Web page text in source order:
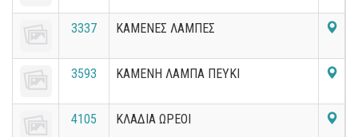
3337 ΚΑΜΕΝΕΣ ΛΑΜΠΕΣ
3593 ΚΑΜΕΝΗ ΛΑΜΠΑ ΠΕΥΚΙ
4105 ΚΛΑΔΙΑ ΩΡΕΟΙ